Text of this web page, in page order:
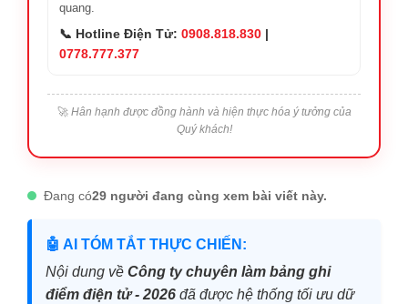
quang.
📞 Hotline Điện Tử: 0908.818.830 |
0778.777.377
🚀 Hân hạnh được đồng hành và hiện thực hóa ý tưởng của
Quý khách!
Đang có29 người đang cùng xem bài viết này.
🤖 AI TÓM TẮT THỰC CHIẾN:
Nội dung về Công ty chuyên làm bảng ghi
điểm điện tử - 2026 đã được hệ thống tối ưu dữ